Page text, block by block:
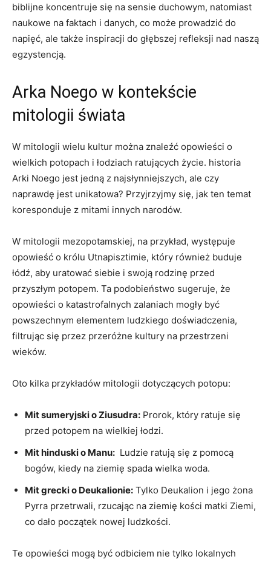
biblijne‍ koncentruje się na sensie duchowym, ⁢natomiast
naukowe na‌ faktach i danych, co może prowadzić‌ do⁤
napięć, ale także inspiracji‌ do głębszej refleksji nad naszą
egzystencją.
Arka Noego w‍ kontekście
‍mitologii świata
W​ mitologii wielu kultur można znaleźć opowieści o
‍wielkich potopach i łodziach ratujących ​życie. historia
Arki Noego jest jedną z najsłynniejszych, ale​ czy
naprawdę‌ jest unikatowa? Przyjrzyjmy się,​ jak ⁤ten temat
koresponduje z mitami⁣ innych narodów.
W mitologii mezopotamskiej, na przykład, ⁣występuje
opowieść o królu Utnapisztimie, który⁢ również buduje
⁣łódź,⁣ aby uratować siebie i swoją⁢ rodzinę przed
przyszłym potopem. Ta podobieństwo sugeruje, że
‌opowieści o katastrofalnych zalaniach mogły ​być
powszechnym elementem ludzkiego doświadczenia,
filtrując się przez przeróżne kultury ‍na⁤ przestrzeni
wieków.
Oto kilka przykładów mitologii ‌dotyczących​ potopu:
Mit sumeryjski o ⁤Ziusudra: Prorok, który ratuje się
przed potopem na wielkiej ‍łodzi.
Mit hinduski​ o Manu: ⁣ Ludzie ratują się z pomocą
⁢bogów, kiedy ⁤na‌ ziemię spada wielka⁤ woda.
Mit grecki o Deukalionie: ⁤Tylko Deukalion i ⁤jego żona‌
Pyrra przetrwali, rzucając‌ na ziemię kości matki Ziemi,
co dało początek‍ nowej ⁤ludzkości.
Te⁢ opowieści⁢ mogą być odbiciem​ nie tylko⁣ lokalnych